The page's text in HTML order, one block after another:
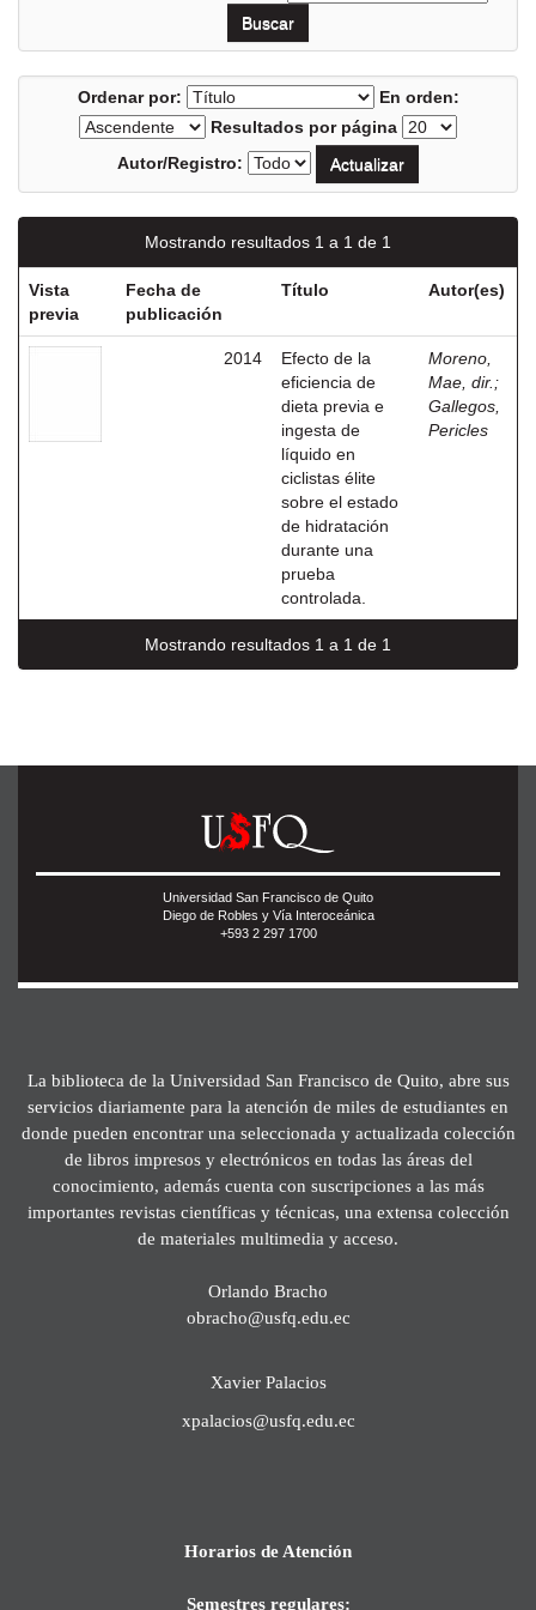
Ordenar por:
En orden:
Resultados por página
Autor/Registro:
Mostrando resultados 1 a 1 de 1
Vista
previa
Fecha de
publicación
Título Autor(es)
2014
Efecto de la
eficiencia de
dieta previa e
ingesta de
líquido en
ciclistas élite
sobre el estado
de hidratación
durante una
prueba
controlada.
Moreno,
Mae, dir. ;
Gallegos,
Pericles
Mostrando resultados 1 a 1 de 1
Universidad San Francisco de Quito
Diego de Robles y Vía Interoceánica
+593 2 297 1700
La biblioteca de la Universidad San Francisco de Quito, abre sus
servicios diariamente para la atención de miles de estudiantes en
donde pueden encontrar una seleccionada y actualizada colección
de libros impresos y electrónicos en todas las áreas del
conocimiento, además cuenta con suscripciones a las más
importantes revistas científicas y técnicas, una extensa colección
de materiales multimedia y acceso.
Orlando Bracho
obracho@usfq.edu.ec
Xavier Palacios
xpalacios@usfq.edu.ec
Horarios de Atención
Semestres regulares: